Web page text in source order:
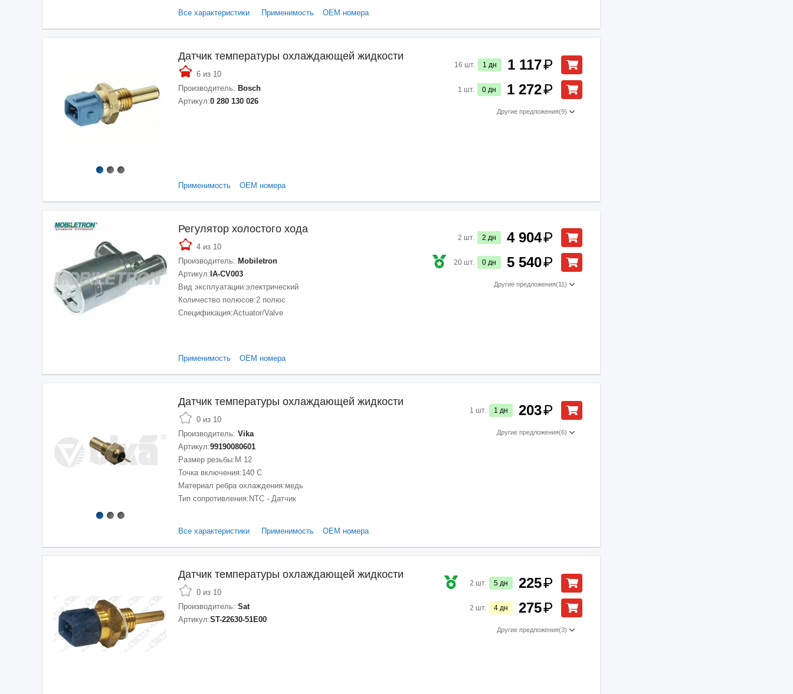
Все характеристики Применимость ОЕМ номера
Датчик температуры охлаждающей жидкости
6 из 10
Производитель: Bosch
Артикул:0 280 130 026
16 шт. 1 дн 1 117₽
1 шт. 0 дн 1 272₽
Другие предложения(9)
Применимость ОЕМ номера
Регулятор холостого хода
4 из 10
Производитель: Mobiletron
Артикул: IA-CV003
Вид эксплуатации:электрический
Количество полюсов:2 полюс
Спецификация:Actuator/Valve
2 шт. 2 дн 4 904₽
20 шт. 0 дн 5 540₽
Другие предложения(11)
Применимость ОЕМ номера
Датчик температуры охлаждающей жидкости
0 из 10
Производитель: Vika
Артикул:99190080601
Размер резьбы: M 12
Точка включения:140 С
Материал ребра охлаждения:медь
Тип сопротивления: NTC - Датчик
1 шт. 1 дн 203₽
Другие предложения(6)
Все характеристики Применимость ОЕМ номера
Датчик температуры охлаждающей жидкости
0 из 10
Производитель: Sat
Артикул:ST-22630-51E00
2 шт. 5 дн 225₽
2 шт. 4 дн 275₽
Другие предложения(3)